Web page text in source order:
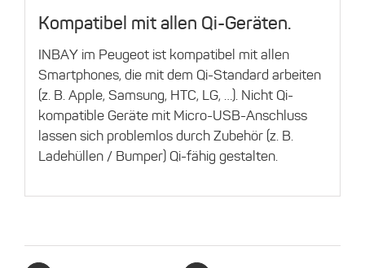
Kompatibel mit allen Qi-Geräten.
INBAY im Peugeot ist kompatibel mit allen
Smartphones, die mit dem Qi-Standard arbeiten
(z. B. Apple, Samsung, HTC, LG, …). Nicht Qi-
kompatible Geräte mit Micro-USB-Anschluss
lassen sich problemlos durch Zubehör (z. B.
Ladehüllen / Bumper) Qi-fähig gestalten.